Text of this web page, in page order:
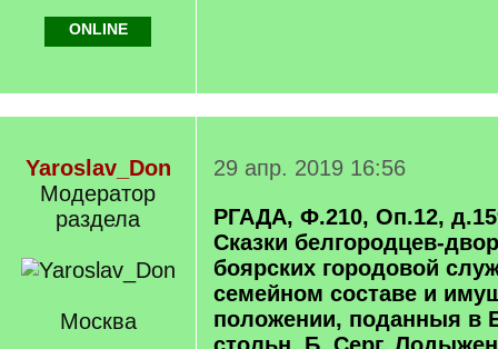
ONLINE
Yaroslav_Don
Модератор
раздела
Москва
29 апр. 2019 16:56
РГАДА, Ф.210, Оп.12,
Сказки белгородцев-
боярских городовой
семейном составе и
положении, поданныя в